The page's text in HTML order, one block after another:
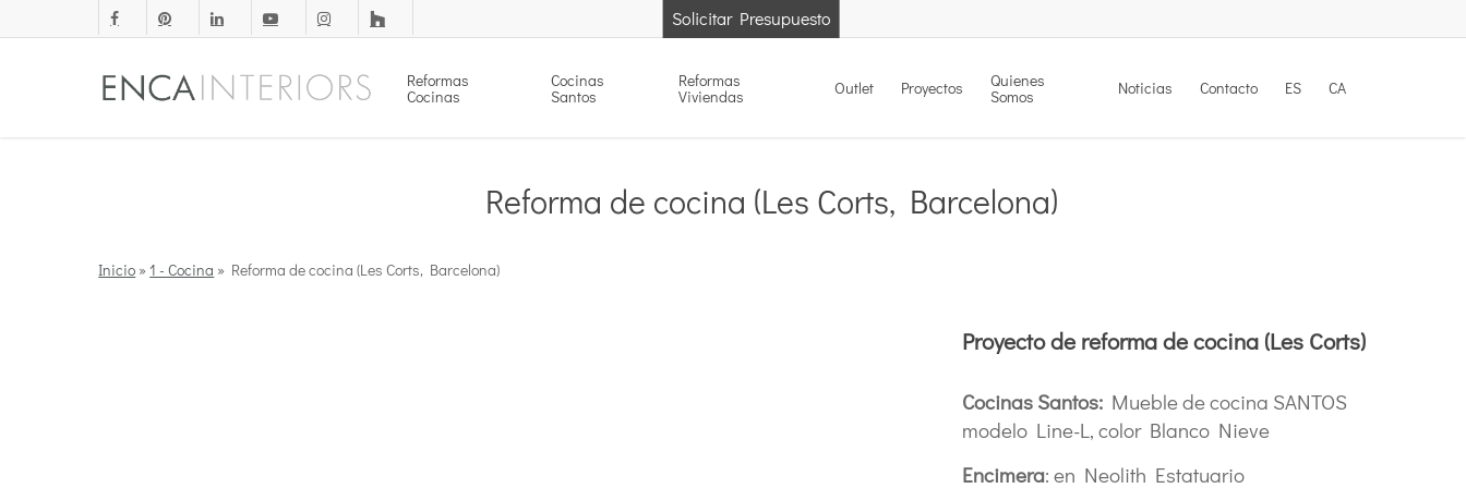
to
facebook pinterest linkedin youtube instagram houzz Solicitar Presupuesto
Reformas
Cocinas
Cocinas
Santos
Reformas
Viviendas Outlet Proyectos Quienes
Somos Noticias Contacto ES CA
Reforma de cocina (Les Corts, Barcelona)
Inicio »1 - Cocina » Reforma de cocina (Les Corts, Barcelona)
Proyecto de reforma de cocina (Les Corts)
Cocinas Santos:Mueble de cocina SANTOS
modelo Line-L, color Blanco Nieve
Encimera: en Neolith Estatuario